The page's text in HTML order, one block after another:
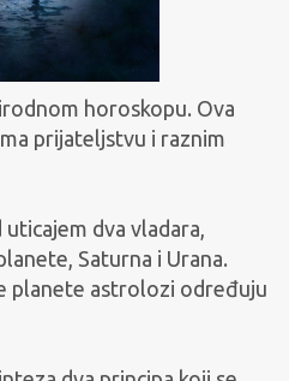
horoskopu. Ova
prijateljstvu i raznim
dva vladara,
Saturna i Urana.
planete astrolozi određuju